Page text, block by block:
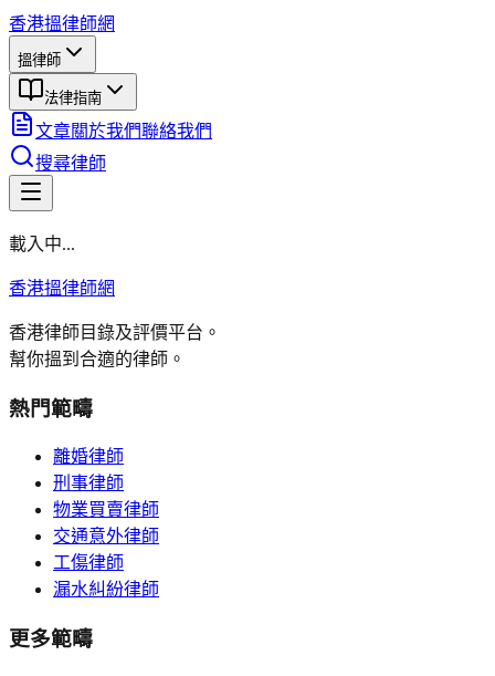
香港搵律師網
搵律師
法律指南
文章關於我們聯絡我們
搜尋律師
載入中...
香港搵律師網
香港律師目錄及評價平台。
幫你搵到合適的律師。
熱門範疇
離婚律師
刑事律師
物業買賣律師
交通意外律師
工傷律師
漏水糾紛律師
更多範疇